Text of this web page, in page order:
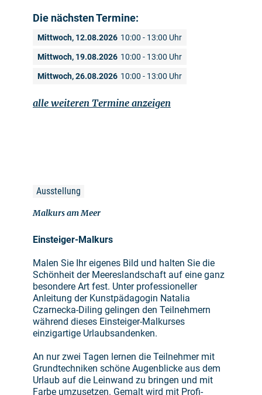
Die nächsten Termine:
Mittwoch, 12.08.2026 10:00 - 13:00 Uhr
Mittwoch, 19.08.2026 10:00 - 13:00 Uhr
Mittwoch, 26.08.2026 10:00 - 13:00 Uhr
alle weiteren Termine anzeigen
Ausstellung
Malkurs am Meer
Einsteiger-Malkurs
Malen Sie Ihr eigenes Bild und halten Sie die
Schönheit der Meereslandschaft auf eine ganz
besondere Art fest. Unter professioneller
Anleitung der Kunstpädagogin Natalia
Czarnecka-Diling gelingen den Teilnehmern
während dieses Einsteiger-Malkurses
einzigartige Urlaubsandenken.
An nur zwei Tagen lernen die Teilnehmer mit
Grundtechniken schöne Augenblicke aus dem
Urlaub auf die Leinwand zu bringen und mit
Farbe umzusetzen. Gemalt wird mit Profi-